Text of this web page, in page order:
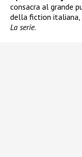
consacra al grande
della fiction
La serie.